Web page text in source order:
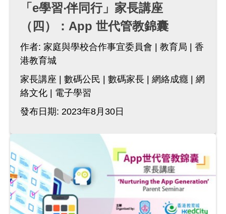
「e學習‧伴同行」家長講座
（四）：App 世代管教錦囊
作者: 家庭與學校合作事宜委員會 教育局
香
港教育城
家長講座
數碼公民 數碼家長 網絡成癮
網
絡文化
電子學習
發布日期: 2023年8月30日